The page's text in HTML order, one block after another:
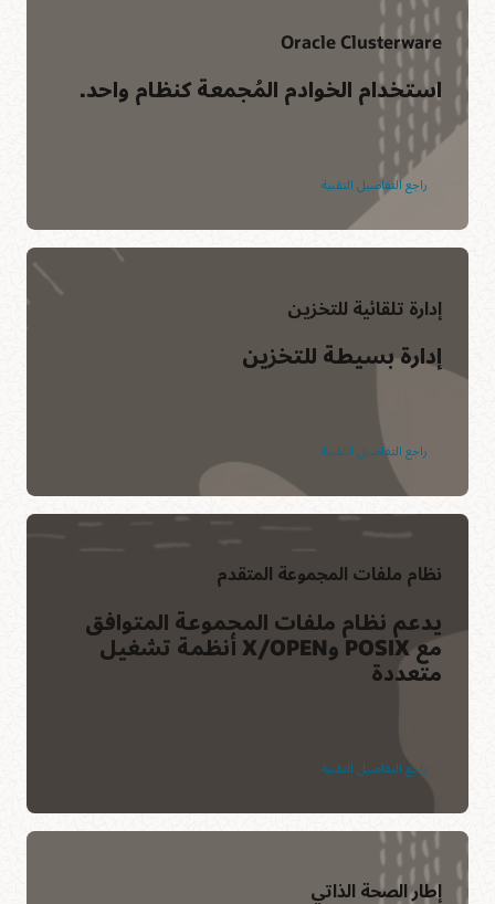
Oracle Clusterware
استخدام الخوادم المُجمعة كنظام واحد.
راجع التفاصيل التقنية
إدارة تلقائية للتخزين
إدارة بسيطة للتخزين
راجع التفاصيل التقنية
نظام ملفات المجموعة المتقدم
يدعم نظام ملفات المجموعة المتوافق
مع POSIX وX/OPEN أنظمة تشغيل
متعددة
راجع التفاصيل التقنية
إطار الصحة الذاتي